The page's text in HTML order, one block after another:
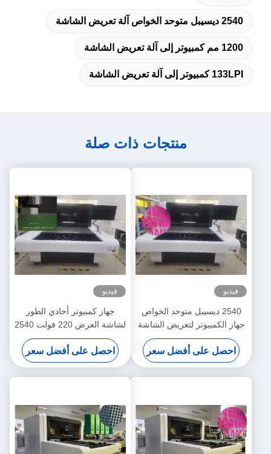
2540 ديسيبل متوحد الخواص آلة تعريض الشاشة
1200 مم كمبيوتر إلى آلة تعريض الشاشة
133LPI كمبيوتر إلى آلة تعريض الشاشة
منتجات ذات صلة
فيديو
2540 ديسيبل متوحد الخواص
جهاز الكمبيوتر لتعريض الشاشة
1200mmx1300mm الضبط
التلقائي
احصل على أفضل سعر
فيديو
جهاز كمبيوتر أحادي الطور
لشاشة العرض 220 فولت 2540
ديسيبل متوحد الخواص
احصل على أفضل سعر